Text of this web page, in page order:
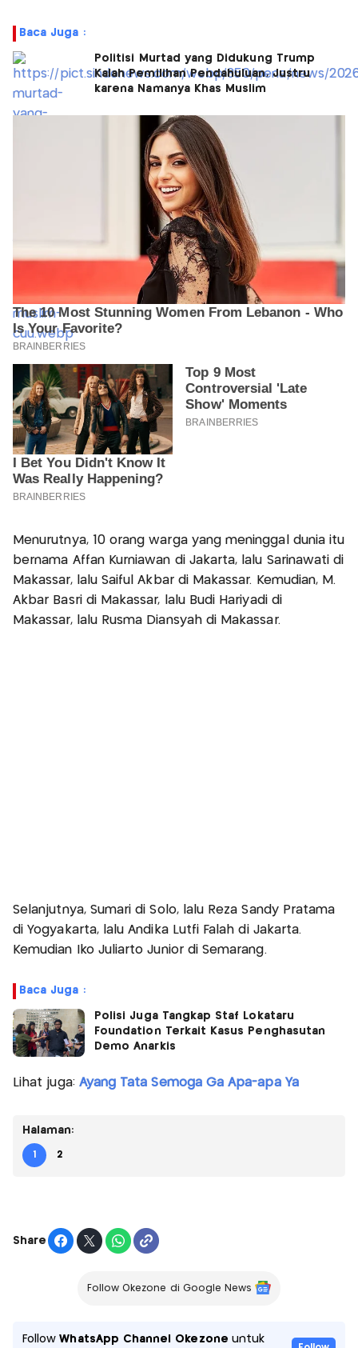
Baca Juga :
Politisi Murtad yang Didukung Trump
Kalah Pemilihan Pendahuluan, Justru
karena Namanya Khas Muslim
Menurutnya, 10 orang warga yang meninggal dunia itu
bernama Affan Kurniawan di Jakarta, lalu Sarinawati di
Makassar, lalu Saiful Akbar di Makassar. Kemudian, M.
Akbar Basri di Makassar, lalu Budi Hariyadi di
Makassar, lalu Rusma Diansyah di Makassar.
Selanjutnya, Sumari di Solo, lalu Reza Sandy Pratama
di Yogyakarta, lalu Andika Lutfi Falah di Jakarta.
Kemudian Iko Juliarto Junior di Semarang.
Baca Juga :
Polisi Juga Tangkap Staf Lokataru
Foundation Terkait Kasus Penghasutan
Demo Anarkis
Lihat juga: Ayang Tata Semoga Ga Apa-apa Ya
Halaman:
1 2
Share
Follow Okezone di Google News
FollowWhatsApp Channel Okezone untuk